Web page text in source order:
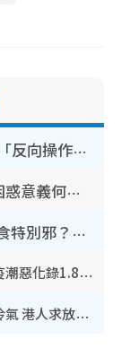
WhatsApp預設貼圖點刪？揭1招「反向操作」還原簡潔介面 附3步實測教學
香港山邊鐵閘邊門大開？內地客困惑意義何在！網民神回覆：呢種叫法理性防禦
鬼門開2026｜農曆七月撞正日全食特別邪？專家警告切忌做一事！揭4大禁忌+2招保平安
奪命寄生蟲｜食生菜狂瀉首現死者！疫潮惡化錄1.8萬宗病例 揭洗菜3大謬誤
內地客歎港人唔識老！揭港鐵保鮮級冷氣 港人求放過：咪投訴